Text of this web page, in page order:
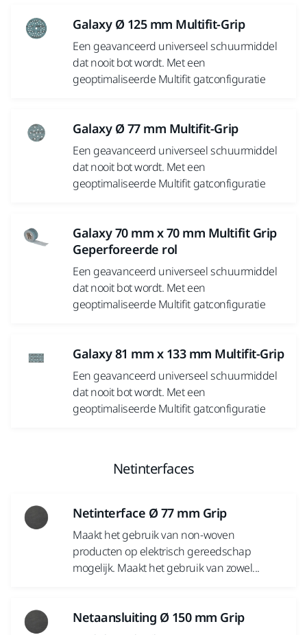
Galaxy Ø 125 mm Multifit-Grip
Een geavanceerd universeel schuurmiddel
dat nooit bot wordt. Met een
geoptimaliseerde Multifit gatconfiguratie
Galaxy Ø 77 mm Multifit-Grip
Een geavanceerd universeel schuurmiddel
dat nooit bot wordt. Met een
geoptimaliseerde Multifit gatconfiguratie
Galaxy 70 mm x 70 mm Multifit Grip
Geperforeerde rol
Een geavanceerd universeel schuurmiddel
dat nooit bot wordt. Met een
geoptimaliseerde Multifit gatconfiguratie
Galaxy 81 mm x 133 mm Multifit-Grip
Een geavanceerd universeel schuurmiddel
dat nooit bot wordt. Met een
geoptimaliseerde Multifit gatconfiguratie
Netinterfaces
Netinterface Ø 77 mm Grip
Maakt het gebruik van non-woven
producten op elektrisch gereedschap
mogelijk. Maakt het gebruik van zowel...
Netaansluiting Ø 150 mm Grip